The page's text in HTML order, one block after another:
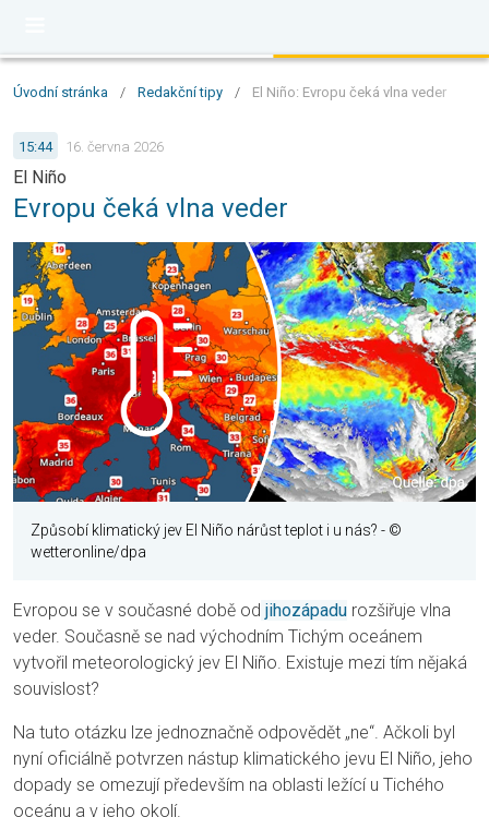
Úvodní stránka / Redakční tipy / El Niño: Evropu čeká vlna veder
15:44 16. června 2026
El Niño
Evropu čeká vlna veder
Způsobí klimatický jev El Niño nárůst teplot i u nás? - ©
wetteronline/dpa
Evropou se v současné době od jihozápadu rozšiřuje vlna
veder. Současně se nad východním Tichým oceánem
vytvořil meteorologický jev El Niño. Existuje mezi tím nějaká
souvislost?
Na tuto otázku lze jednoznačně odpovědět „ne“. Ačkoli byl
nyní oficiálně potvrzen nástup klimatického jevu El Niño, jeho
dopady se omezují především na oblasti ležící u Tichého
oceánu a v jeho okolí.